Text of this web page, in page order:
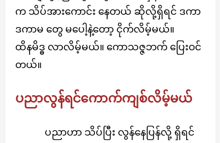
က သိပ်အားကောင်း နေတယ် ဆိုလို့ရှိရင် ဒကာ
ဒကာမ တွေ မပေါ့နဲ့တော့ ငိုက်လိမ့်မယ်။
ထိနမိဒ္ဓ လာလိမ့်မယ်။ ကောသဇ္ဇဘက် ပြေးဝင်
တယ်။
ပညာလွန်ရင်ကောက်ကျစ်လိမ့်မယ်
ပညာဟာ သိပ်ပြီး လွန်နေပြန်လို့ ရှိရင်